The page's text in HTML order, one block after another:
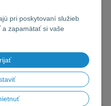
pri poskytovaní služieb
a zapamätať si vaše
4,76 € bez DPH
Vypredané